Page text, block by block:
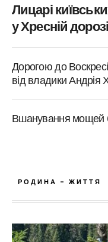
Лицарі
у Хресній
Дорогою до
від владики Андрія
Вшанування мощей
РОДИНА - ЖИТТЯ